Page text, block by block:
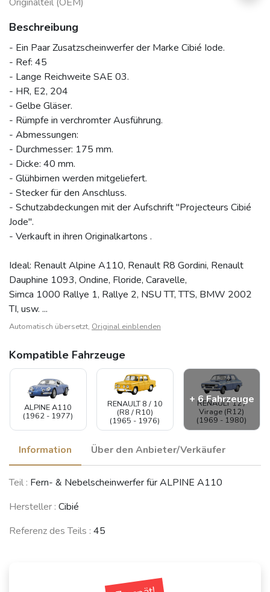
Beschreibung
- Ein Paar Zusatzscheinwerfer der Marke Cibié Iode.
- Ref: 45
- Lange Reichweite SAE 03.
- HR, E2, 204
- Gelbe Gläser.
- Rümpfe in verchromter Ausführung.
- Abmessungen:
- Durchmesser: 175 mm.
- Dicke: 40 mm.
- Glühbirnen werden mitgeliefert.
- Stecker für den Anschluss.
- Schutzabdeckungen mit der Aufschrift "Projecteurs Cibié
Jode".
- Verkauft in ihren Originalkartons .
Ideal: Renault Alpine A110, Renault R8 Gordini, Renault
Dauphine 1093, Ondine, Floride, Caravelle,
Simca 1000 Rallye 1, Rallye 2, NSU TT, TTS, BMW 2002
TI, usw. ...
Automatisch übersetzt, Original einblenden
Kompatible Fahrzeuge
ALPINE A110
(1962 - 1977)
RENAULT 8 / 10
(R8 / R10)
(1965 - 1976)
RENAULT 12 /
Virage (R12)
(1969 - 1980)
+ 6 Fahrzeuge
RENAULT
Dauphine /
(1956 - 1970)
RENAULT
Floride / NSU Prinz 4 / TT
1118 /Abarth
Information Über den Anbieter/Verkäufer
Teil : Fern- & Nebelscheinwerfer für ALPINE A110
Hersteller : Cibié
Referenz des Teils : 45